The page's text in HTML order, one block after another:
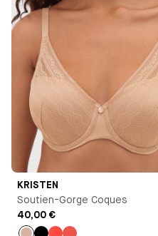
KRISTEN
Soutien-Gorge Coques
40,00 €